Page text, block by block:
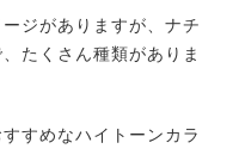
ジがありますが、ナチ
たくさん種類がありま
すめなハイトーンカラ